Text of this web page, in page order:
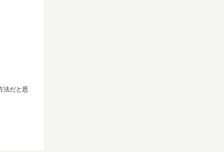
法だと思